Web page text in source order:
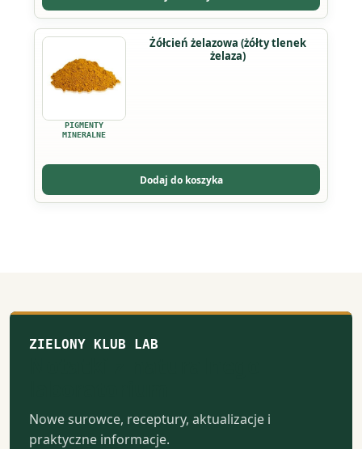
na
stronie
produktu
PIGMENTY
MINERALNE
Żółcień żelazowa (żółty tlenek
żelaza)
Dodaj do koszyka
Ten
produkt
ma
wiele
wariantów.
Opcje
na
ZIELONY KLUB LAB
Nowe surowce, receptury, aktualizacje i
praktyczne informacje.